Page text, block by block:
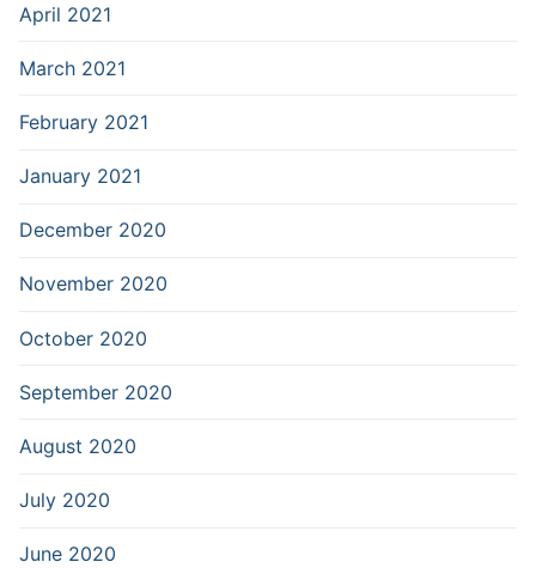
April 2021
March 2021
February 2021
January 2021
December 2020
November 2020
October 2020
September 2020
August 2020
July 2020
June 2020